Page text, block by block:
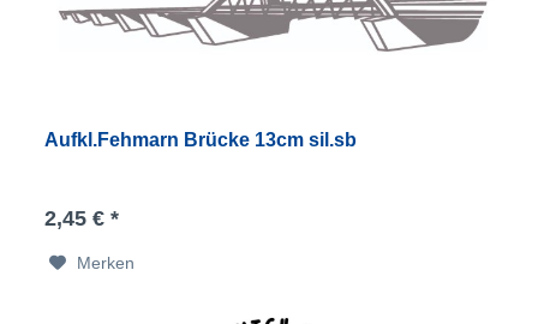
Aufkl.Fehmarn Brücke 13cm sil.sb
2,45 € *
Merken